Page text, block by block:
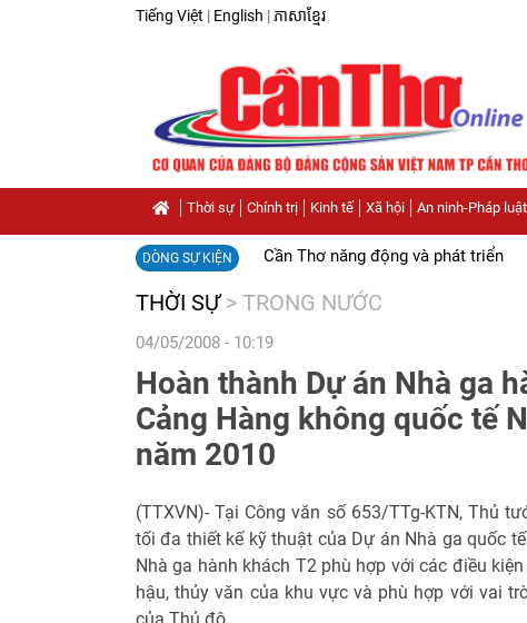
Tiếng Việt | English | ភាសាខ្មែរ
Thời sự Chính trị Kinh tế Xã hội An ninh-Pháp luật
DÒNG SỰ KIỆN Cần Thơ năng động và phát triển
THỜI SỰ > TRONG NƯỚC
04/05/2008 - 10:19
Hoàn thành Dự án Nhà ga
Cảng Hàng không quốc tế
năm 2010
(TTXVN)- Tại Công văn số 653/TTg-KTN, Thủ
tối đa thiết kế kỹ thuật của Dự án Nhà ga quốc
Nhà ga hành khách T2 phù hợp với các điều
hậu, thủy văn của khu vực và phù hợp với vai